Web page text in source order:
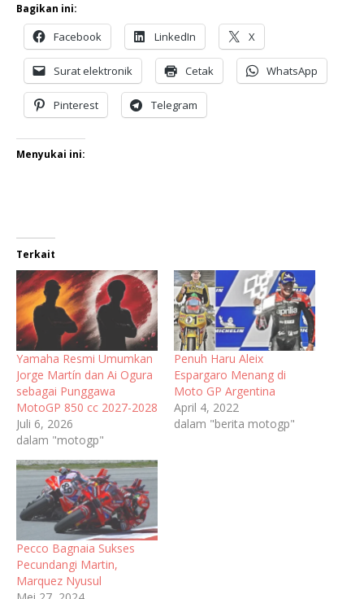
Bagikan ini:
Facebook LinkedIn X
Surat elektronik Cetak WhatsApp
Pinterest Telegram
Menyukai ini:
Terkait
Yamaha Resmi Umumkan
Jorge Martín dan Ai Ogura
sebagai Punggawa
MotoGP 850 cc 2027-2028
Juli 6, 2026
dalam "motogp"
Penuh Haru Aleix
Espargaro Menang di
Moto GP Argentina
April 4, 2022
dalam "berita motogp"
Pecco Bagnaia Sukses
Pecundangi Martin,
Marquez Nyusul